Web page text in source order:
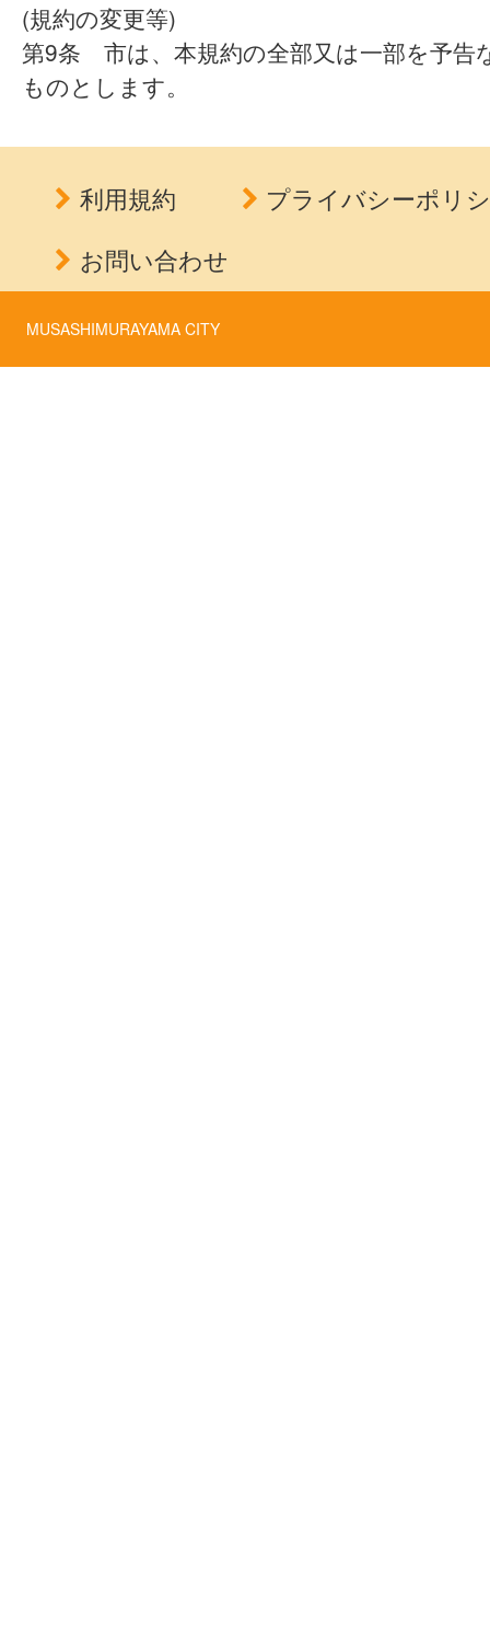
(規約の変更等)
第9条 市は、本規約の全部又は一部を予告
ものとします。
利用規約
プライバシーポリ
お問い合わせ
MUSASHIMURAYAMA CITY